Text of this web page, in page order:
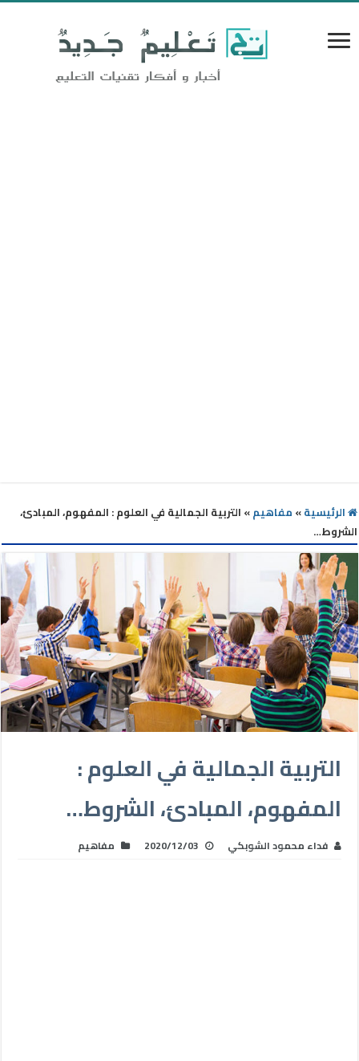
الرئيسية» مفاهيم» التربية الجمالية في العلوم : المفهوم، المبادئ،
الشروط…
التربية الجمالية في العلوم :
المفهوم، المبادئ، الشروط…
فداء محمود الشوبكي 2020/12/03 مفاهيم